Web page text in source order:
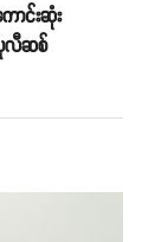
ာင်းဆုံး
လီဆစ်